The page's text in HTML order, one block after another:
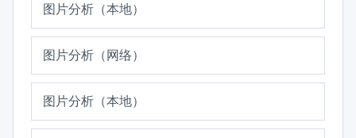
图片分析（本地）
图片分析（网络）
图片分析（本地）